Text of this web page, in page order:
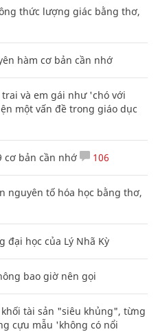
thức lượng giác bằng thơ,
hàm cơ bản cần nhớ
và em gái như 'chó với
một vấn đề trong giáo dục
cơ bản cần nhớ 106
nguyên tố hóa học bằng thơ,
học của Lý Nhã Kỳ
bao giờ nên gọi
tài sản "siêu khủng", từng
cựu mẫu 'không có nổi